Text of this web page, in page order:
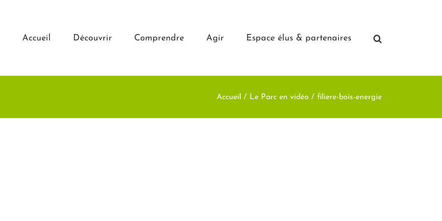
Accueil Découvrir Comprendre Agir Espace élus & partenaires
Accueil Le Parc en vidéo filiere-bois-energie